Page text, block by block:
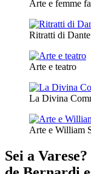
Arte e femme
Ritratti di
Arte e teatro
La Divina
Arte e William
Sei a